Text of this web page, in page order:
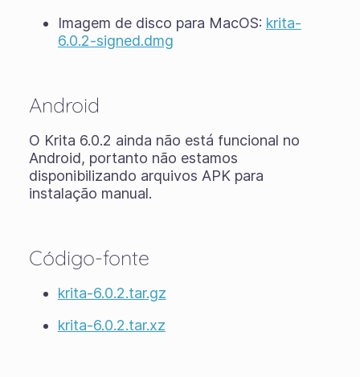
Imagem de disco para MacOS: krita-
6.0.2-signed.dmg
Android
O Krita 6.0.2 ainda não está funcional no
Android, portanto não estamos
disponibilizando arquivos APK para
instalação manual.
Código-fonte
krita-6.0.2.tar.gz
krita-6.0.2.tar.xz